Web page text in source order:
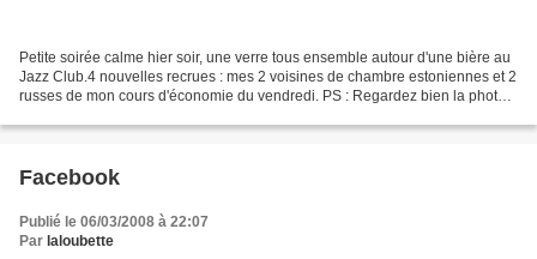
Petite soirée calme hier soir, une verre tous ensemble autour d'une bière au
Jazz Club.4 nouvelles recrues : mes 2 voisines de chambre estoniennes et 2
russes de mon cours d'économie du vendredi. PS : Regardez bien la photo
Facebook
Publié le 06/03/2008 à 22:07
Par laloubette